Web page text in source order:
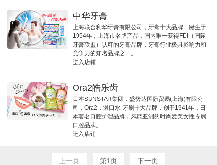
中华牙膏
上海联合利华牙膏有限公司，牙膏十大品牌，诞生于
1954年，上海市名牌产品，国内唯一获得FDI（国际
牙膏联盟）认可的牙膏品牌，牙膏行业极具影响力和
竞争力的知名品牌之一。
进入店铺
Ora2皓乐齿
日本SUNSTAR集团，盛势达国际贸易(上海)有限公
司，Ora2，漱口水-牙刷十大品牌，创于1941年，日
本著名口腔护理品牌，风靡亚洲的时尚爱美女性专属
口腔品牌。
进入店铺
上一页 第1页 下一页